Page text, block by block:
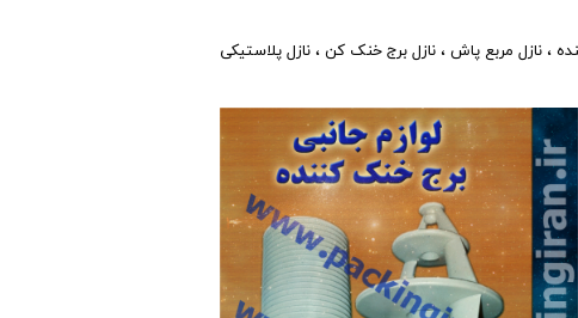
، نازل مربع پاش ، نازل برج خنک کن ، نازل پلاستیکی